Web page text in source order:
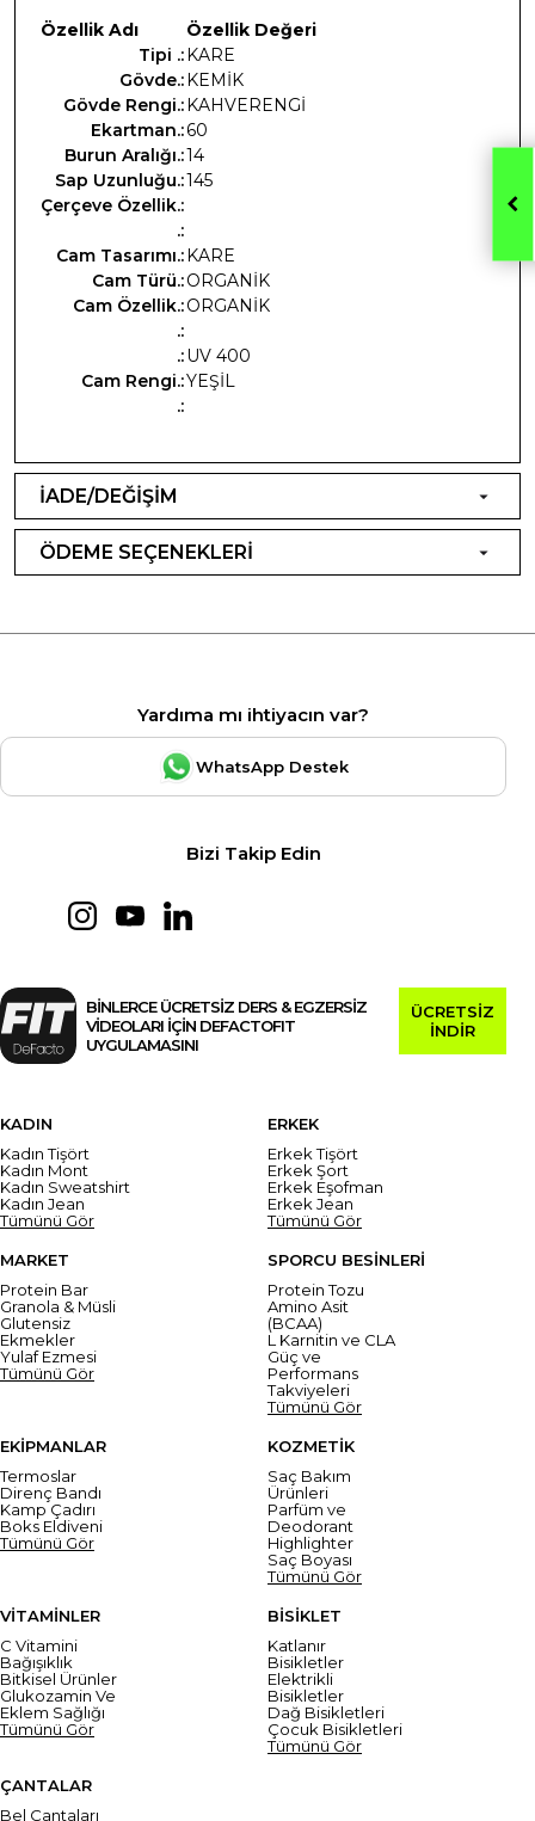
Özellik Adı
Özellik Değeri
Tipi .:KARE
Gövde.:KEMİK
Gövde Rengi.:KAHVERENGİ
Ekartman.:60
Burun Aralığı.:14
Sap Uzunluğu.:145
Çerçeve Özellik.:
.:
Cam Tasarımı.:KARE
Cam Türü.:ORGANİK
Cam Özellik.:ORGANİK
.:
.:UV 400
Cam Rengi.:YEŞİL
.:
İADE/DEĞİŞİM
ÖDEME SEÇENEKLERİ
Yardıma mı ihtiyacın var?
WhatsApp Destek
Bizi Takip Edin
BİNLERCE ÜCRETSİZ DERS & EGZERSİZ
VİDEOLARI İÇİN DEFACTOFIT
UYGULAMASINI
ÜCRETSİZ
İNDİR
KADIN
Kadın Tişört
Kadın Mont
Kadın Sweatshirt
Kadın Jean
Tümünü Gör
ERKEK
Erkek Tişört
Erkek Şort
Erkek Eşofman
Erkek Jean
Tümünü Gör
MARKET
Protein Bar
Granola & Müsli
Glutensiz
Ekmekler
Yulaf Ezmesi
Tümünü Gör
SPORCU BESİNLERİ
Protein Tozu
Amino Asit
(BCAA)
L Karnitin ve CLA
Güç ve
Performans
Takviyeleri
Tümünü Gör
EKİPMANLAR
Termoslar
Direnç Bandı
Kamp Çadırı
Boks Eldiveni
Tümünü Gör
KOZMETİK
Saç Bakım
Ürünleri
Parfüm ve
Deodorant
Highlighter
Saç Boyası
Tümünü Gör
VİTAMİNLER
C Vitamini
Bağışıklık
Bitkisel Ürünler
Glukozamin Ve
Eklem Sağlığı
Tümünü Gör
BİSİKLET
Katlanır
Bisikletler
Elektrikli
Bisikletler
Dağ Bisikletleri
Çocuk Bisikletleri
Tümünü Gör
ÇANTALAR
Bel Çantaları